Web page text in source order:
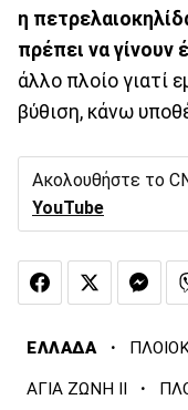
η
πρέπει να γίνουν
άλλο πλοίο γιατί
βύθιση, κάνω
Ακολουθήστε το
YouTube
ΕΛΛΑΔΑ ·
ΑΓΙΑ ΖΩΝΗ ΙΙ ·